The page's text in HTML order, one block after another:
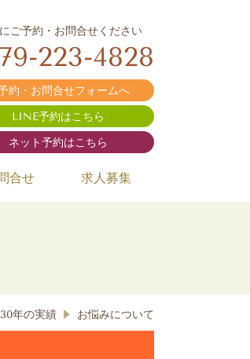
ご予約・お問合せください
223-4828
約・お問合せフォームへ
LINE予約はこちら
ネット予約はこちら
合せ 求人募集
年の実績 お悩みについて